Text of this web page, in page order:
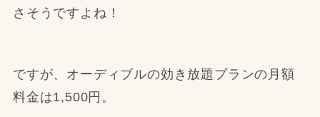
さそうですよね！
ですが、オーディブルの効き放題プランの月額
料金は1,500円。